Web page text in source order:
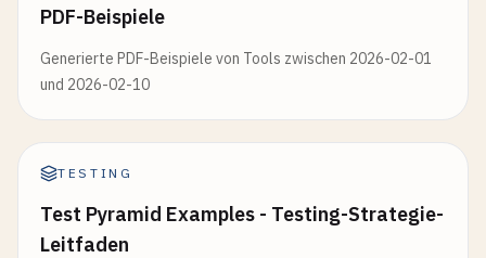
PDF-Beispiele
Generierte PDF-Beispiele von Tools zwischen 2026-02-01
und 2026-02-10
TESTING
Test Pyramid Examples - Testing-Strategie-
Leitfaden